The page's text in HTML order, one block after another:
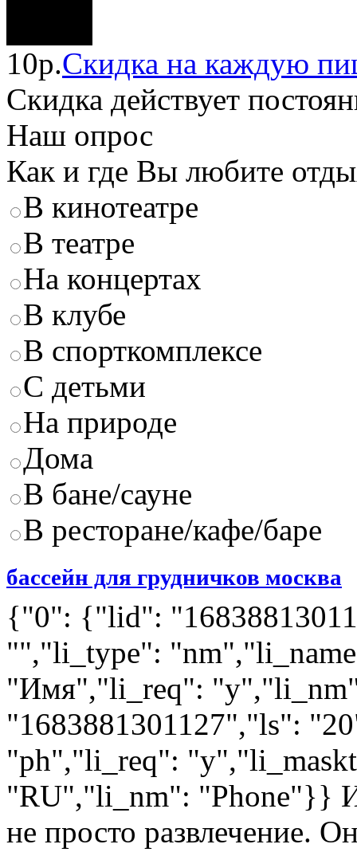
10р.Скидка на каждую
Скидка действует
Наш опрос
Как и где Вы любите
В кинотеатре
В театре
На концертах
В клубе
В спорткомплексе
С детьми
На природе
Дома
В бане/сауне
В ресторане/кафе/баре
бассейн для грудничков москва
{"0": {"lid":
"","li_type":
"Имя","li_req":
"1683881301127","ls":
"ph","li_req":
"RU","li_nm": "Phone"}}
не просто развлечение.